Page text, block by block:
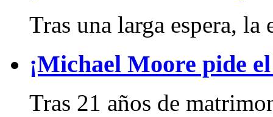
Tras una larga espera, la
¡Michael Moore pide
Tras 21 años de